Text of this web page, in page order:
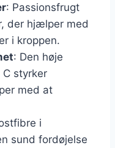
: Passionsfrugt
der hjælper med
i kroppen.
: Den høje
styrker
med at
i
sund fordøjelse